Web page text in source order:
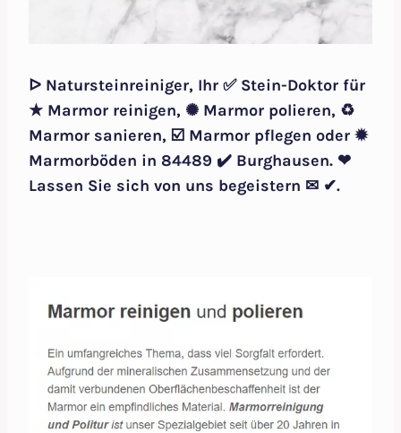
ᐅ Natursteinreiniger, Ihr ✅ Stein-Doktor für
★ Marmor reinigen, ✺ Marmor polieren, ♻
Marmor sanieren, ☑️ Marmor pflegen oder ✹
Marmorböden in 84489 ✔️ Burghausen. ❤
Lassen Sie sich von uns begeistern ✉ ✔.